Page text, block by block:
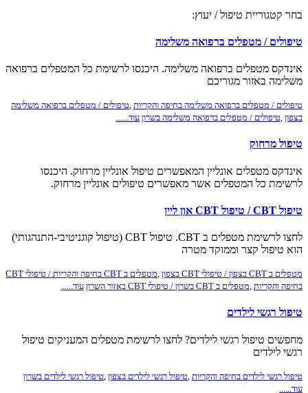
בחר קטגוריית טיפול / יעוץ:
טיפולים / מטפלים ברפואה משלימה
אינדקס מטפלים ברפואה משלימה. היכנסו לרשימת כל המטפלים ברפואה
משלימה באזור מגוריכם
טיפולים / מטפלים ברפואה משלימה בחיפה והקריות ,טיפולים / מטפלים ברפואה משלימה
בצפון ,טיפולים / מטפלים ברפואה משלימה בשרון עוד......
טיפול מרחוק
אינדקס מטפלים אונליין המאפשרים טיפול אונליין מרחוק. היכנסו
לרשימת כל המטפלים אשר מאפשרים טיפולים אונליין מרחוק.
טיפול CBT / טיפול CBT און ליין
לחצו לרשימת מטפלים ב CBT. טיפול CBT (טיפול קוגניטיבי-התנהגותי)
הוא טיפול קצר וממוקד מטרה
מטפלים ב CBT בצפון / טיפולי CBT בצפון ,
מטפלים ב CBT בחיפה והקריות / טיפולי CBT
בחיפה והקריות ,מטפלים ב CBT בשרון / טיפולי CBT באזור השרון עוד......
טיפול רגשי לילדים
מחפשים טיפול רגשי לילדים? לחצו לרשימת מטפלים המעניקים טיפול
רגשי לילדים
טיפול רגשי לילדים בחיפה והקריות טיפול רגשי לילדים בצפון טיפול רגשי לילדים בשרון
עוד......